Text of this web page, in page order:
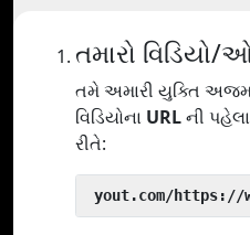
તમારો વિડિયો/
તમે અમારી યુક્તિ
વિડિયોના URLની
રીતે:
yout.com/https://